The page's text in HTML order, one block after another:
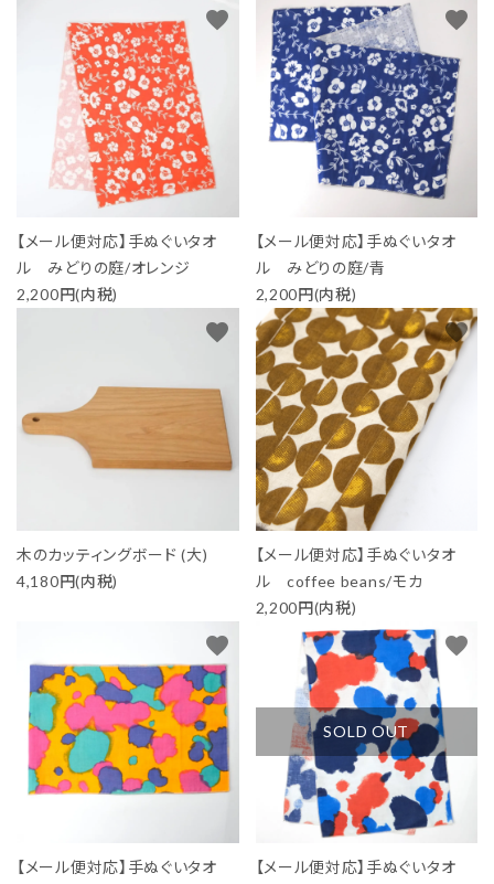
ガイドライン
【メール便対応】手ぬぐいタオ
ル みどりの庭/オレンジ
2,200円(内税)
favorite
【メール便対応】手ぬぐいタオ
ル みどりの庭/青
2,200円(内税)
favorite
木のカッティングボード (大)
4,180円(内税)
favorite
【メール便対応】手ぬぐいタオ
ル coffee beans/モカ
2,200円(内税)
favorite
【メール便対応】手ぬぐいタオ
favorite
SOLD OUT
【メール便対応】手ぬぐいタオ
favorite